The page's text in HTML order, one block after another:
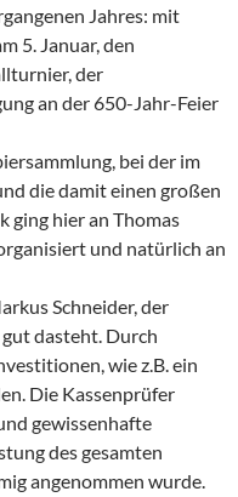
Jahres: mit
5. Januar, den
der
an der 650-Jahr-Feier
bei der im
die damit einen großen
ging hier an Thomas
und natürlich an
Schneider, der
dasteht. Durch
wie z.B. ein
Die Kassenprüfer
gewissenhafte
des gesamten
angenommen wurde.